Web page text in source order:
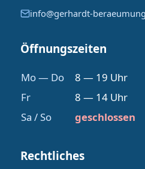
info@gerhardt-
Öffnungszeiten
Mo — Do
8 — 19 Uhr
Fr
8 — 14 Uhr
Sa / So
geschlossen
Rechtliches